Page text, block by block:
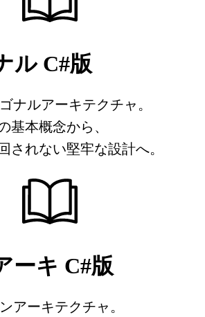
ル C#版
ナルアーキテクチャ。
基本概念から、
されない堅牢な設計へ。
ーキ C#版
アーキテクチャ。